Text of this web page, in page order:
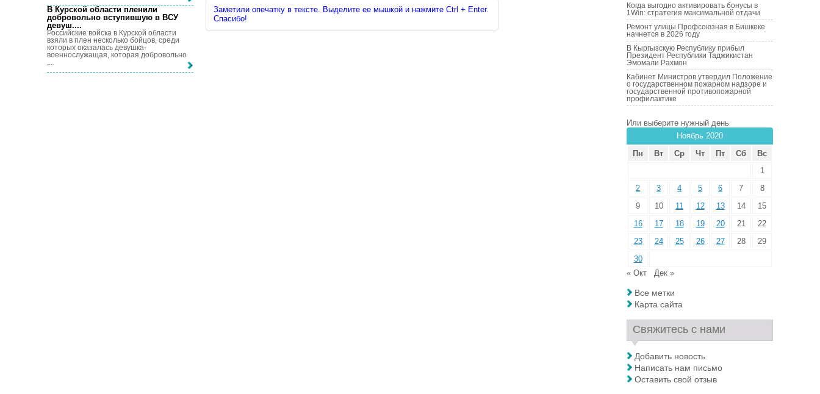
Заметили опечатку в тексте. Выделите ее мышкой и нажмите Ctrl + Enter.
Спасибо!
В Курской области пленили
добровольно вступившую в ВСУ
девуш....
Российские войска в Курской области
взяли в плен несколько бойцов, среди
которых оказалась девушка-
военнослужащая, которая добровольно
...
Когда выгодно активировать бонусы в
1Win: стратегия максимальной отдачи
Ремонт улицы Профсоюзная в Бишкеке
начнется в 2026 году
В Кыргызскую Республику прибыл
Президент Республики Таджикистан
Эмомали Рахмон
Кабинет Министров утвердил Положение
о государственном пожарном надзоре и
государственной противопожарной
профилактике
Или выберите нужный день
Ноябрь 2020
Пн
Вт Ср Чт Пт Сб
Вс
1
2
3 4 5 6 7
8
9
10 11 12 13 14
15
16
17 18 19 20 21
22
23
24 25 26 27 28
29
30
« Окт
Дек »
Все метки
Карта сайта
Свяжитесь с нами
Добавить новость
Написать нам письмо
Оставить свой отзыв